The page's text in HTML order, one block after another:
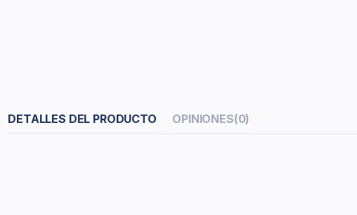
DETALLES DEL PRODUCTO OPINIONES(0)